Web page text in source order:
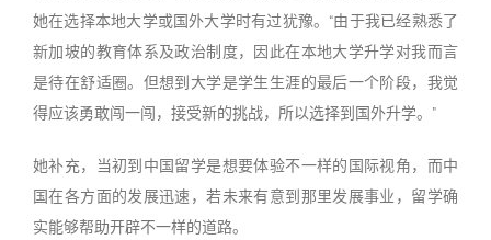
她在选择本地大学或国外大学时有过犹豫。“由于我已经熟悉了
新加坡的教育体系及政治制度，因此在本地大学升学对我而言
是待在舒适圈。但想到大学是学生生涯的最后一个阶段，我觉
得应该勇敢闯一闯，接受新的挑战，所以选择到国外升学。”
她补充，当初到中国留学是想要体验不一样的国际视角，而中
国在各方面的发展迅速，若未来有意到那里发展事业，留学确
实能够帮助开辟不一样的道路。